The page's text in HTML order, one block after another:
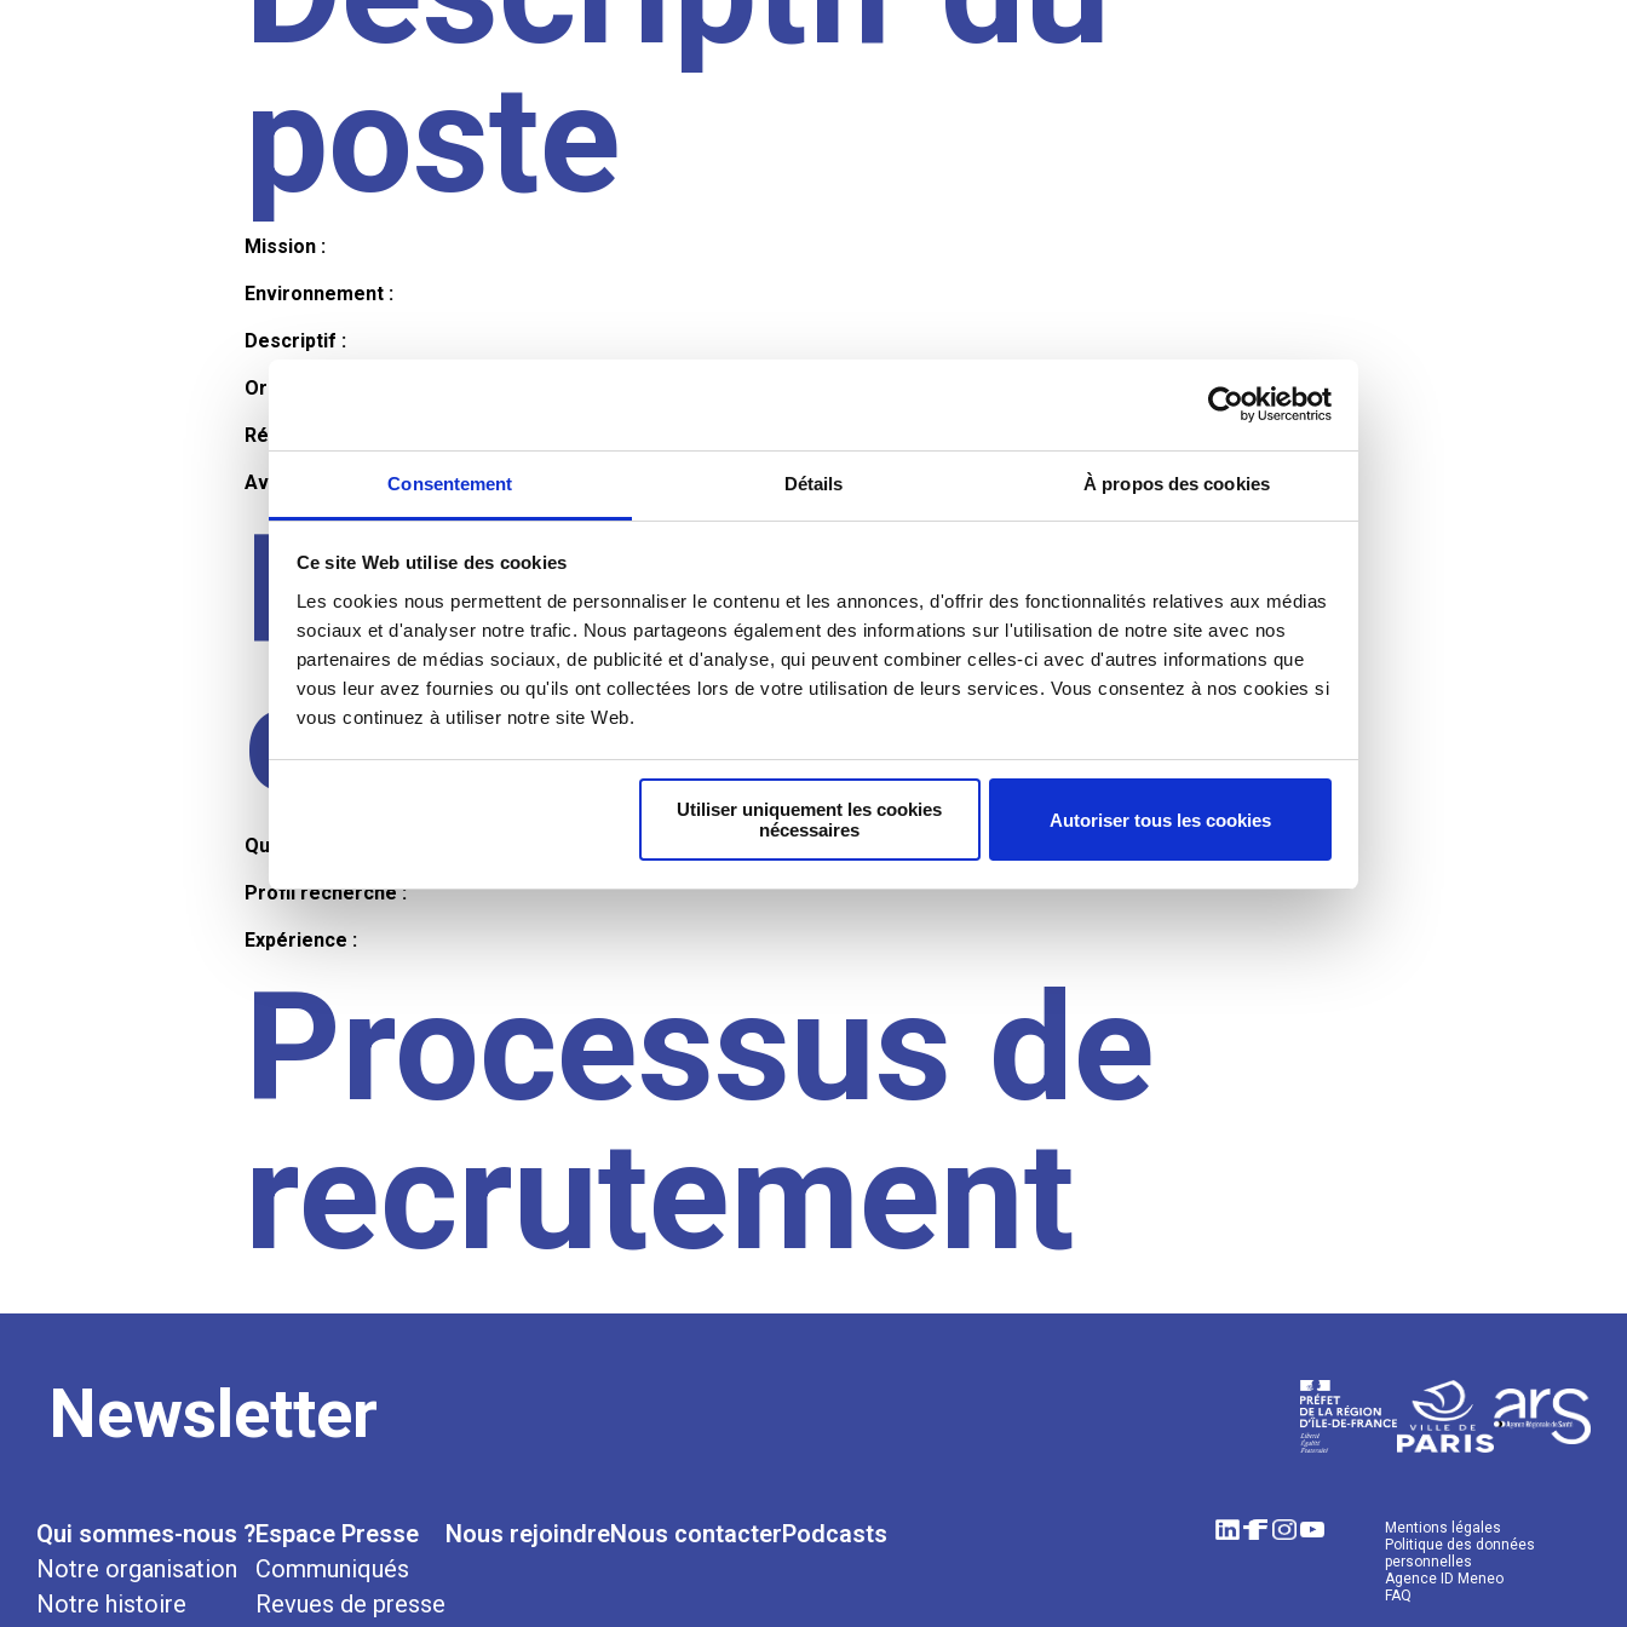
Consentement Détails À propos des cookies
Ce site Web utilise des cookies
Les cookies nous permettent de personnaliser le contenu et les annonces, d'offrir des fonctionnalités relatives aux médias
sociaux et d'analyser notre trafic. Nous partageons également des informations sur l'utilisation de notre site avec nos
partenaires de médias sociaux, de publicité et d'analyse, qui peuvent combiner celles-ci avec d'autres informations que
vous leur avez fournies ou qu'ils ont collectées lors de votre utilisation de leurs services. Vous consentez à nos cookies si
vous continuez à utiliser notre site Web.
Utiliser uniquement les cookies
nécessaires
Autoriser tous les cookies
poste
Mission :
Environnement :
Descriptif :
Organisation et horaires :
Rémunération :
Avantages :
Profil du
candidat
Qualifications et diplômes :
Profil recherché :
Expérience :
Processus de
recrutement
Newsletter
Qui sommes-nous ?
Notre organisation
Notre histoire
Espace Presse
Communiqués
Revues de presse
Nous rejoindreNous contacterPodcasts
Mentions légales
Politique des données
personnelles
Agence ID Meneo
FAQ